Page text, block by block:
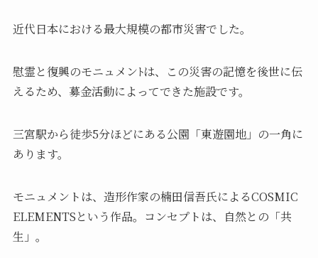
近代日本における最大規模の都市災害でした。
慰霊と復興のモニュメンﾄは、この災害の記憶を後世に伝
えるため、募金活動によってできた施設です。
三宮駅から徒歩5分ほどにある公園「東遊園地」の一角に
あります。
モニュメントは、造形作家の楠田信吾氏によるCOSMIC
ELEMENTSという作品。コンセプトは、自然との「共
生」。